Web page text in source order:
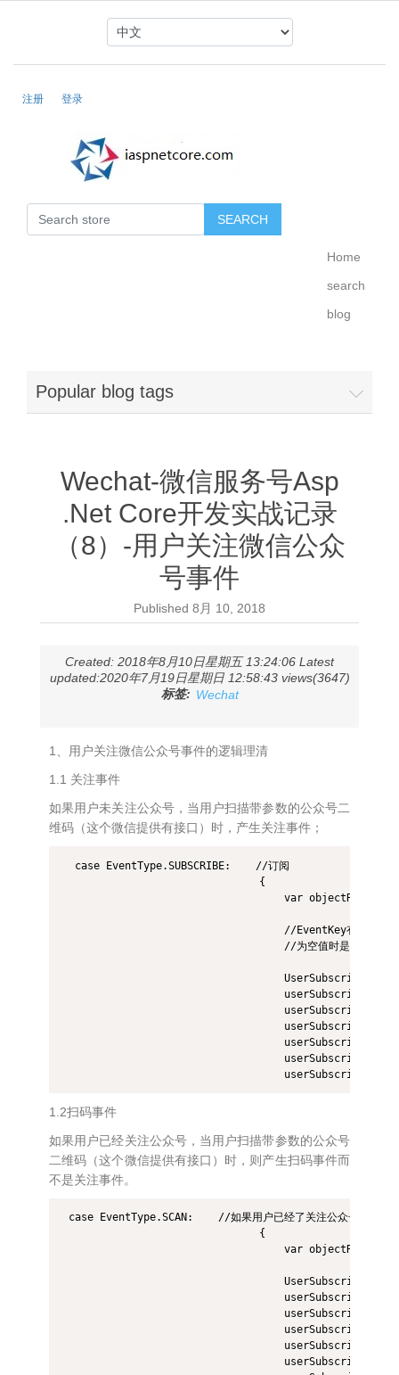
注册 登录
Home
search
blog
Popular blog tags
Wechat-微信服务号Asp
.Net Core开发实战记录
（8）-用户关注微信公众
号事件
Published 8月 10, 2018
Created: 2018年8月10日星期五 13:24:06 Latest
updated:2020年7月19日星期日 12:58:43 views(3647)
标签: Wechat
1、用户关注微信公众号事件的逻辑理清
1.1 关注事件
如果用户未关注公众号，当用户扫描带参数的公众号二
维码（这个微信提供有接口）时，产生关注事件；
  case EventType.SUBSCRIBE:    //订阅
                                {
var objectResult
//EventKey有值（不为
//为空值时是扫描的不
UserSubscribe
userSubscribe.ticket
1.2扫码事件
如果用户已经关注公众号，当用户扫描带参数的公众号
二维码（这个微信提供有接口）时，则产生扫码事件而
不是关注事件。
case EventType.SCAN:    //如果用户已经了关注公众号，则扫描二
                                {
var objectResult
UserSubscribe